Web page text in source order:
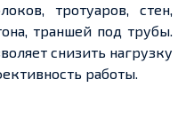
тротуаров, стен,
траншей под трубы.
снизить нагрузку
работы.